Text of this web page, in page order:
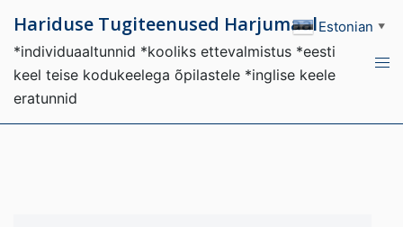
Hariduse Tugiteenused Harjumaal
*individuaaltunnid *kooliks ettevalmistus *eesti
keel teise kodukeelega õpilastele *inglise keele
eratunnid
Estonian ▼